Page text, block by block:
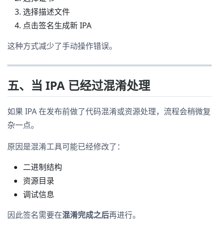
选择描述文件
点击签名生成新 IPA
这种方式减少了手动操作错误。
五、当 IPA 已经过混淆处理
如果 IPA 在发布前做了代码混淆或资源处理，流程会稍微复
杂一点。
原因是混淆工具可能已经修改了：
二进制结构
资源目录
调试信息
因此签名需要在混淆完成之后再进行。